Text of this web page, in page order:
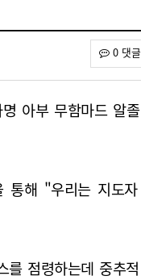
0 댓글
아부 무함마드 알
통해 "우리는 지도
를 점령하는데 중추